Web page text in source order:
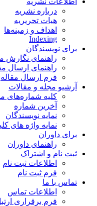
درباره نشریه
هیات تحریریه
اهداف و زمینه‌ها
Indexing
برای نویسندگان
راهنمای نگارش
راهنمای ارسال
فرم ارسال مقاله
آرشیو مجله و مقالات
کلیه شماره‌های
آخرین شماره
نمایه نویسندگان
نمایه واژه های
برای داوران
راهنمای داوران
ثبت نام و اشتراک
اطلاعات ثبت نام
فرم ثبت نام
تماس با ما
اطلاعات تماس
فرم برقراری